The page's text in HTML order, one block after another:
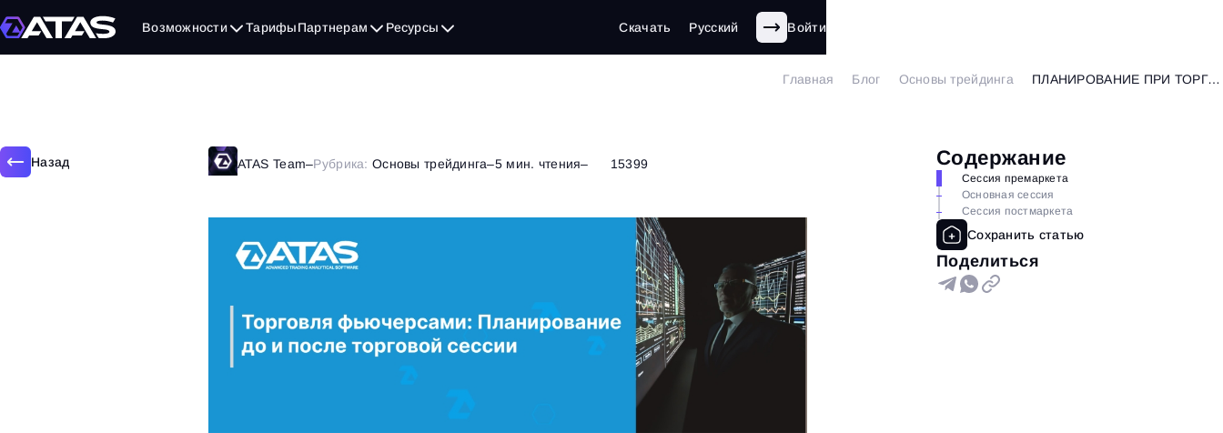
Возможности ТарифыПартнерам Ресурсы Скачать Русский Войти
Главная Блог Основы трейдинга ПЛАНИРОВАНИЕ ПРИ ТОРГОВЛЕ ФЬЮЧЕРСАМИ
Назад ATAS Team–Рубрика: Основы трейдинга–5 мин. чтения– 15399 Содержание
Сессия премаркета
Основная сессия
Сессия постмаркета
Поделиться